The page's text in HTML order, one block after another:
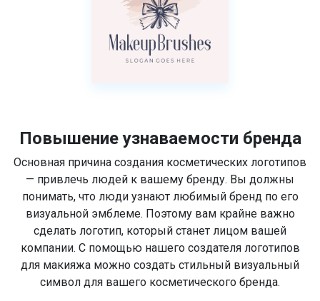
Повышение узнаваемости бренда
Основная причина создания косметических логотипов
— привлечь людей к вашему бренду. Вы должны
понимать, что люди узнают любимый бренд по его
визуальной эмблеме. Поэтому вам крайне важно
сделать логотип, который станет лицом вашей
компании. С помощью нашего создателя логотипов
для макияжа можно создать стильный визуальный
символ для вашего косметического бренда.